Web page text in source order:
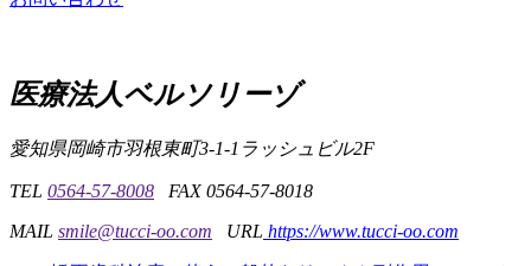
医療法人ベルソリーゾ
愛知県岡崎市羽根東町3-1-1 ラッシュビル2F
TEL 0564-57-8008
FAX 0564-57-8018
MAIL smile@tucci-oo.com URL https://www.tucci-oo.com